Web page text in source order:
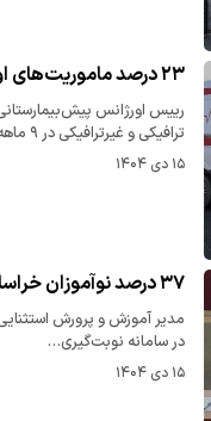
۲۳ درصد ماموریت‌های اورژانس ۱۱۵ نیشابور مربوط به حوادث ترافیکی است
ترافیکی و غیرترافیکی در ۹ ماهه…
۱۵ دی ۱۴۰۴
۳۷ درصد نوآموزان خراسان رضوی نوبت سنجش بدو ورود گرفتند
در سامانه نوبت‌گیری…
۱۵ دی ۱۴۰۴